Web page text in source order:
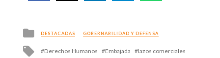
Posted
in
DESTACADAS GOBERNABILIDAD Y DEFENSA
Tagged
Derechos Humanos Embajada lazos comerciales